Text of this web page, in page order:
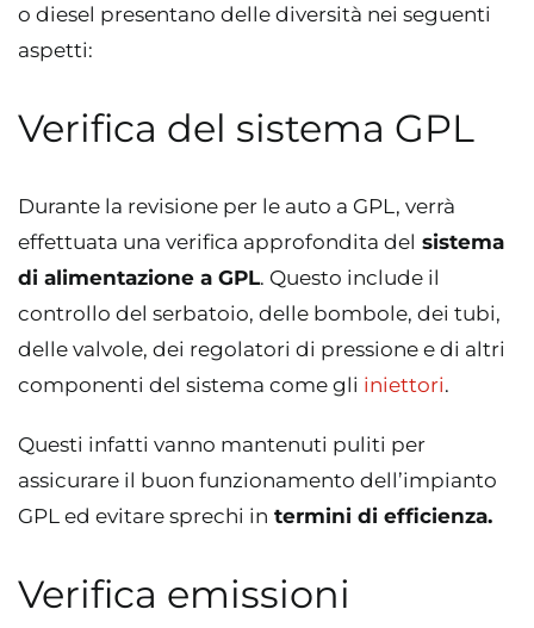
o diesel presentano delle diversità nei seguenti
aspetti:
Verifica del sistema GPL
Durante la revisione per le auto a GPL, verrà
effettuata una verifica approfondita del sistema
di alimentazione a GPL. Questo include il
controllo del serbatoio, delle bombole, dei tubi,
delle valvole, dei regolatori di pressione e di altri
componenti del sistema come gli iniettori.
Questi infatti vanno mantenuti puliti per
assicurare il buon funzionamento dell’impianto
GPL ed evitare sprechi in termini di efficienza.
Verifica emissioni